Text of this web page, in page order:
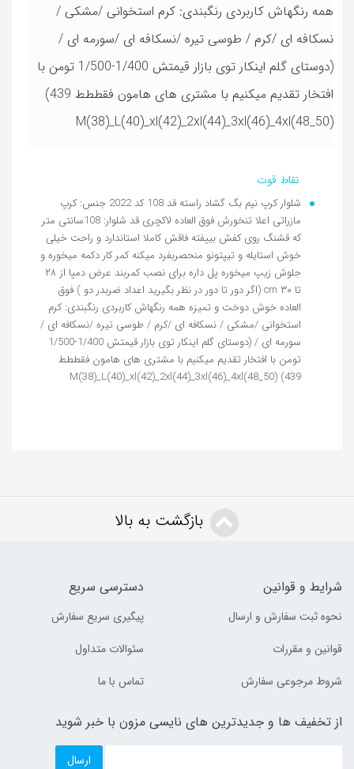
همه رنگهاش کاربردی رنگبندی: کرم استخوانی /مشکی /
نسکافه ای /کرم / طوسی تیره /نسکافه ای /سورمه ای /
(دوستای گلم اینکار توی بازار قیمتش 1/400-1/500 تومن با
افتخار تقدیم میکنیم با مشتری های هامون فقططط 439)
M(38)_L(40)_xl(42)_2xl(44)_3xl(46)_4xl(48_50)
نقاط قوت
شلوار کرپ نیم بگ گشاد راسته قد 108 کد 2022 جنس: کرپ
مازراتی اعلا تنخورش فوق العاده لاکچری قد شلوار: 108سانتی متر
که قشنگ روی کفش بییفته فاقش کاملا استاندارد و راحت خیلی
خوش استایله و تیپتونو منحصربفرد میکنه کمر کار دکمه میخوره و
جلوش زیپ میخوره پل داره برای نصب کمربند عرض دمپا از ۲۸
تا ۳۰ cm (اگر دور تا دور در نظر بگیرید اعداد ضربدر دو ) فوق
العاده خوش دوخت و تمیزه همه رنگهاش کاربردی رنگبندی: کرم
استخوانی /مشکی / نسکافه ای /کرم / طوسی تیره /نسکافه ای /
سورمه ای / (دوستای گلم اینکار توی بازار قیمتش 1/400-1/500
تومن با افتخار تقدیم میکنیم با مشتری های هامون فقططط
439) M(38)_L(40)_xl(42)_2xl(44)_3xl(46)_4xl(48_50)
بازگشت به بالا
شرایط و قوانین
نحوه ثبت سفارش و ارسال
قوانین و مقررات
شروط مرجوعی سفارش
دسترسی سریع
پیگیری سریع سفارش
سئوالات متداول
تماس با ما
از تخفیف ها و جدیدترین های نایسی مزون با خبر شوید
ارسال